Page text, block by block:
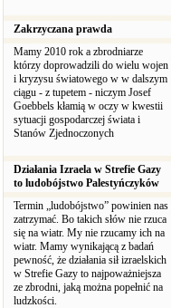
Zakrzyczana prawda
Mamy 2010 rok a zbrodniarze
którzy doprowadzili do wielu wojen
i kryzysu światowego w w dalszym
ciągu - z tupetem - niczym Josef
Goebbels kłamią w oczy w kwestii
sytuacji gospodarczej świata i
Stanów Zjednoczonych
Działania Izraela w Strefie Gazy
to ludobójstwo Palestyńczyków
Termin „ludobójstwo” powinien nas
zatrzymać. Bo takich słów nie rzuca
się na wiatr. My nie rzucamy ich na
wiatr. Mamy wynikającą z badań
pewność, że działania sił izraelskich
w Strefie Gazy to najpoważniejsza
ze zbrodni, jaką można popełnić na
ludzkości.